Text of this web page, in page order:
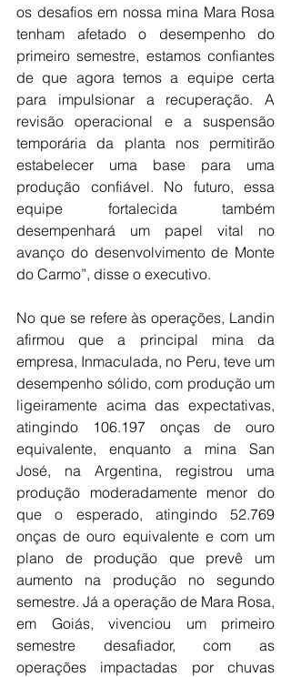
os desafios em nossa mina Mara Rosa
tenham afetado o desempenho do
primeiro semestre, estamos confiantes
de que agora temos a equipe certa
para impulsionar a recuperação. A
revisão operacional e a suspensão
temporária da planta nos permitirão
estabelecer uma base para uma
produção confiável. No futuro, essa
equipe fortalecida também
desempenhará um papel vital no
avanço do desenvolvimento de Monte
do Carmo”, disse o executivo.
No que se refere às operações, Landin
afirmou que a principal mina da
empresa, Inmaculada, no Peru, teve um
desempenho sólido, com produção um
ligeiramente acima das expectativas,
atingindo 106.197 onças de ouro
equivalente, enquanto a mina San
José, na Argentina, registrou uma
produção moderadamente menor do
que o esperado, atingindo 52.769
onças de ouro equivalente e com um
plano de produção que prevê um
aumento na produção no segundo
semestre. Já a operação de Mara Rosa,
em Goiás, vivenciou um primeiro
semestre desafiador, com as
operações impactadas por chuvas